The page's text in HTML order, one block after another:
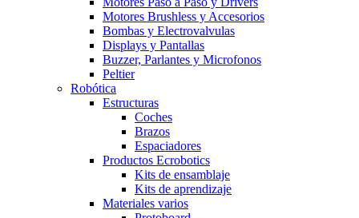
Motores Brushless y Accesorios
Bombas y Electrovalvulas
Displays y Pantallas
Buzzer, Parlantes y Microfonos
Peltier
Robótica
Estructuras
Coches
Brazos
Espaciadores
Productos Ecrobotics
Kits de ensamblaje
Kits de aprendizaje
Materiales varios